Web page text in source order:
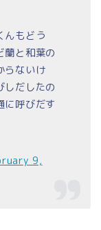
んもどう
蘭と和葉の
らないけ
しだしたの
に呼びだす
9,